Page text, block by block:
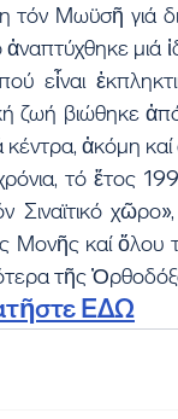
τόν Μωϋσῆ γιά
ἀναπτύχθηκε μιά
πού εἶναι
ζωή βιώθηκε
κέντρα, ἀκόμη
τό ἔτος
Σιναϊτικό
Μονῆς καί
τῆς
ΕΔΩ